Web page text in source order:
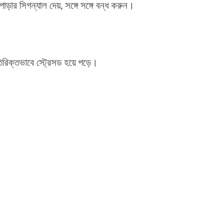
সিগন্যাল দেয়, সঙ্গে সঙ্গে বন্ধ করুন।
স্ট্রেসড হয়ে পড়ে।